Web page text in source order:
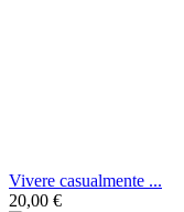
Vivere casualmente ...
20,00 €